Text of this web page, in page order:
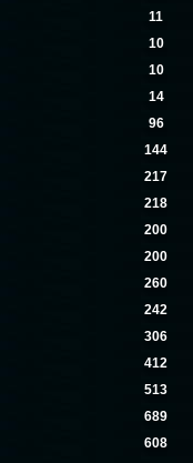
11
10
10
14
96
144
217
218
200
200
260
242
306
412
513
689
608